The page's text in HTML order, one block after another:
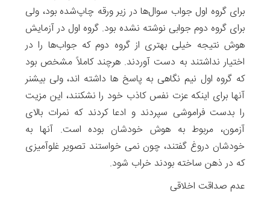
برای گروه اول جواب سوال‌ها در زیر ورقه چاپ‌شده بود، ولی
برای گروه دوم جوابی نوشته نشده بود. گروه اول در آزمایش
هوش نتیجه خیلی بهتری از گروه دوم که جواب‌ها را در
اختیار نداشتند به دست آوردند. هرچند کاملاً مشخص بود
که گروه اول نیم نگاهی به پاسخ ها داشته اند، ولی بیشنر
آنها برای اینکه عزت نفس کاذب خود را نشکنند، این مزیت
را بدست فراموشی سپردند و ادعا کردند که نمرات بالای
آزمون، مربوط به هوش خودشان بوده است. آنها به
خودشان دروغ گفتند، چون نمی خواستند تصویر غلوآمیزی
که در ذهن ساخته بودند خراب شود.
عدم صداقت اخلاقی